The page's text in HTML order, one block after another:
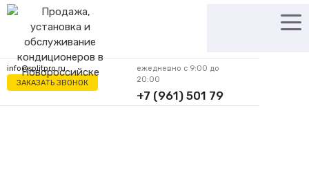
Перейти
содержимому
info@splitpro.ru
ЗАКАЗАТЬ ЗВОНОК
ежедневно с 9:00 до
20:00
+7 (961) 501 79
62